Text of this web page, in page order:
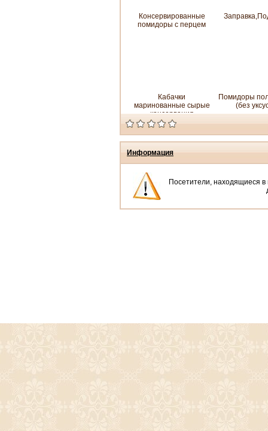
Консервированные
помидоры с перцем
Кабачки
маринованные сырые
консервация
Помидоры
(без
Информация
Посетители, находящиеся в